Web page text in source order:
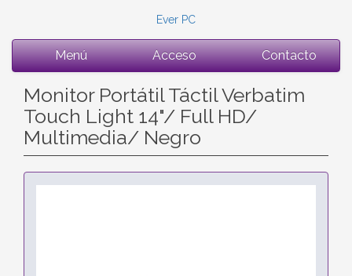
Ever PC
Menú Acceso Contacto
Monitor Portátil Táctil Verbatim
Touch Light 14"/ Full HD/
Multimedia/ Negro